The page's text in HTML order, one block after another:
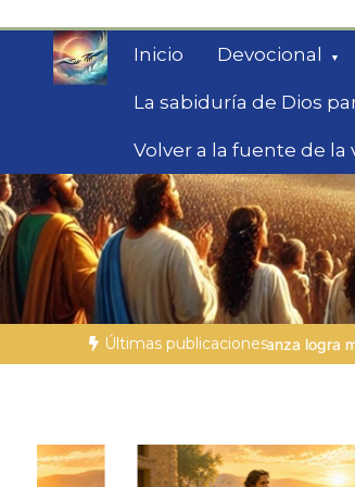
contenido
Inicio Devocional
La sabiduría de Dios
Volver a la fuente de la
Fe para Hoy
Reflexiones bíblicas para
Últimas publicaciones
más que el control LA PERSONA